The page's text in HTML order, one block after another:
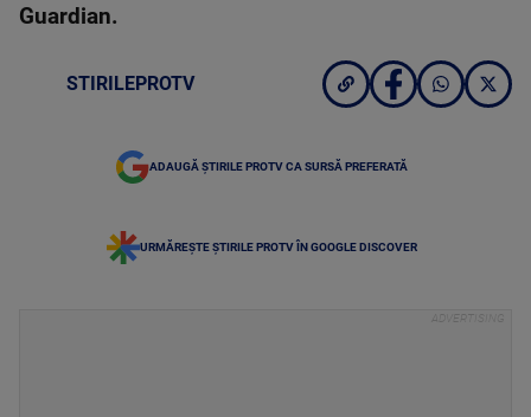
Guardian.
STIRILEPROTV
ADAUGĂ ȘTIRILE PROTV CA SURSĂ PREFERATĂ
URMĂREȘTE ȘTIRILE PROTV ÎN GOOGLE DISCOVER